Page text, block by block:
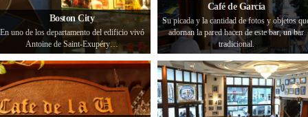
Boston City
En uno de los departamento del edificio vivó
Antoine de Saint-Exupéry…
Café de García
Su picada y la cantidad de fotos y objetos
adornan la pared hacen de este bar, un bar
tradicional.